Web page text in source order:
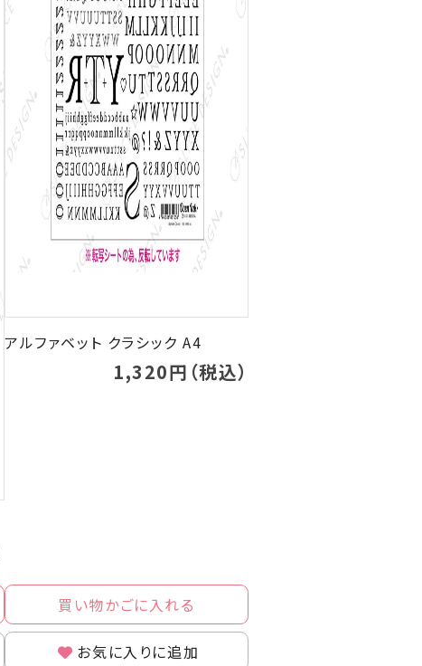
アルファベット クラシック A4
1,320円（税込）
買い物かごに入れる
お気に入りに追加